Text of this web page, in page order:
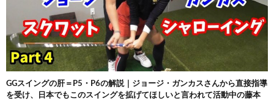
GGスイングの肝＝P5・P6の解説｜ジョージ・ガンカスさんから直接指導
を受け、日本でもこのスイングを拡げてほしいと言われて活動中の藤本